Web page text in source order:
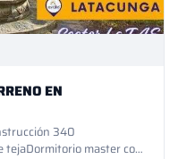
EN
340
tejaDormitorio master con